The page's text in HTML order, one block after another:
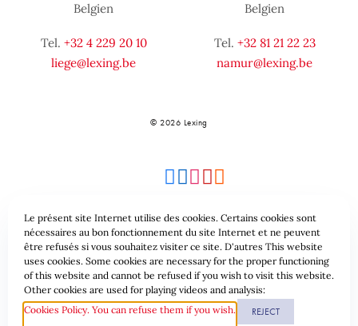
Belgien
Tel. +32 4 229 20 10
liege@lexing.be
Belgien
Tel. +32 81 21 22 23
namur@lexing.be
© 2026 Lexing
Seitenübersicht Allgemeine geschäftsbedingungen
Datenschutzrichtlinie & Cookies
Le présent site Internet utilise des cookies. Certains cookies sont
nécessaires au bon fonctionnement du site Internet et ne peuvent
être refusés si vous souhaitez visiter ce site. D'autres This website
uses cookies. Some cookies are necessary for the proper functioning
of this website and cannot be refused if you wish to visit this website.
Other cookies are used for playing videos and analysis:
Cookies Policy. You can refuse them if you wish.
REJECT